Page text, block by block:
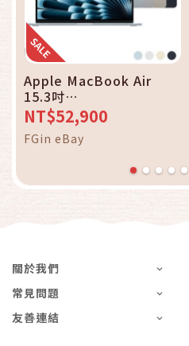
Apple MacBook Air
15.3吋
M5/10CPU/10GPU/16G/
512G _ 台灣公司貨
NT$52,900
FGin eBay
關於我們
常見問題
友善連結